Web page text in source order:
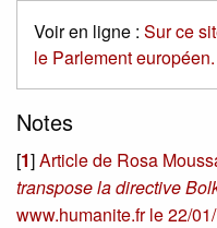
Voir en ligne : Sur ce
le Parlement européen.
Notes
[1]Article de Rosa
transpose la directive
www.humanite.fr le 22/